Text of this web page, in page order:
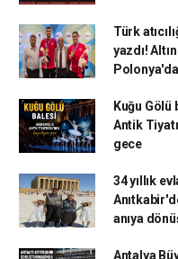
Türk
yazdı!
Kuğu
Antik
gece
34 yıllık
anıya
Antalya